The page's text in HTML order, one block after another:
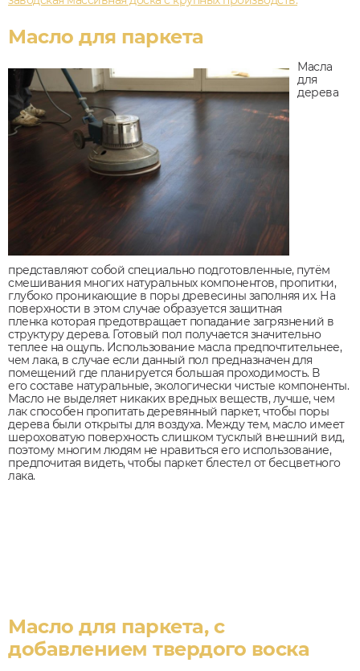
Масло для паркета
Масла
для
дерева
представляют собой специально подготовленные, путём
смешивания многих натуральных компонентов, пропитки,
глубоко проникающие в поры древесины заполняя их. На
поверхности в этом случае образуется защитная
пленка которая предотвращает попадание загрязнений в
структуру дерева. Готовый пол получается значительно
теплее на ощупь. Использование масла предпочтительнее,
чем лака, в случае если данный пол предназначен для
помещений где планируется большая проходимость. В
его составе натуральные, экологически чистые компоненты.
Масло не выделяет никаких вредных веществ, лучше, чем
лак способен пропитать деревянный паркет, чтобы поры
дерева были открыты для воздуха. Между тем, масло имеет
шероховатую поверхность слишком тусклый внешний вид,
поэтому многим людям не нравиться его использование,
предпочитая видеть, чтобы паркет блестел от бесцветного
лака.
Масло для паркета, с
добавлением твердого воска